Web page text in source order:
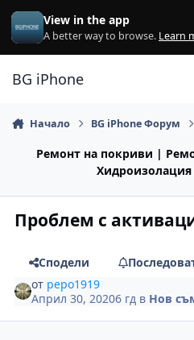
Премини към съдържанието
View in the app
A better way to browse. Learn
BG iPhone
Начало BG iPhone Форум
Ремонт на покриви |
Проблем с
Сподели
от pepo1919
Април 30, 20206 гд в Нов